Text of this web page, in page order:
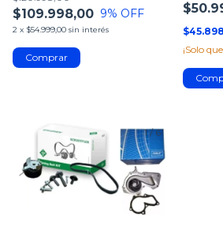
$109.998,00 9% OFF
2 x $54.999,00 sin interés
¡Solo
1/6